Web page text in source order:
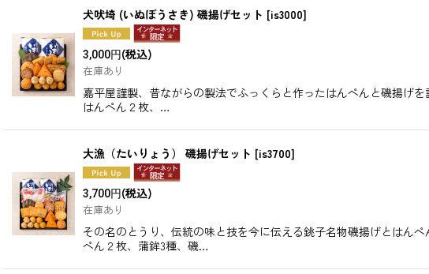
犬吠埼 (いぬぼうさき) 磯揚げセット [is3000]
3,000円(税込)
在庫あり
嘉平屋謹製、昔ながらの製法でふっくらと作ったはんぺんと磯揚げ
はんぺん２枚、…
大漁（たいりょう） 磯揚げセット [is3700]
3,700円(税込)
在庫あり
その名のとうり、伝統の味と技を今に伝える銚子名物磯揚げとはん
ぺん２枚、蒲鉾3種、磯…